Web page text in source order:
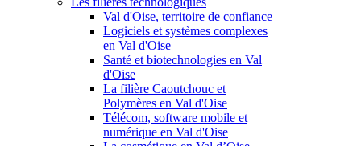
Val d'Oise, territoire de confiance
Logiciels et systèmes complexes
en Val d'Oise
Santé et biotechnologies en Val
d'Oise
La filière Caoutchouc et
Polymères en Val d'Oise
Télécom, software mobile et
numérique en Val d'Oise